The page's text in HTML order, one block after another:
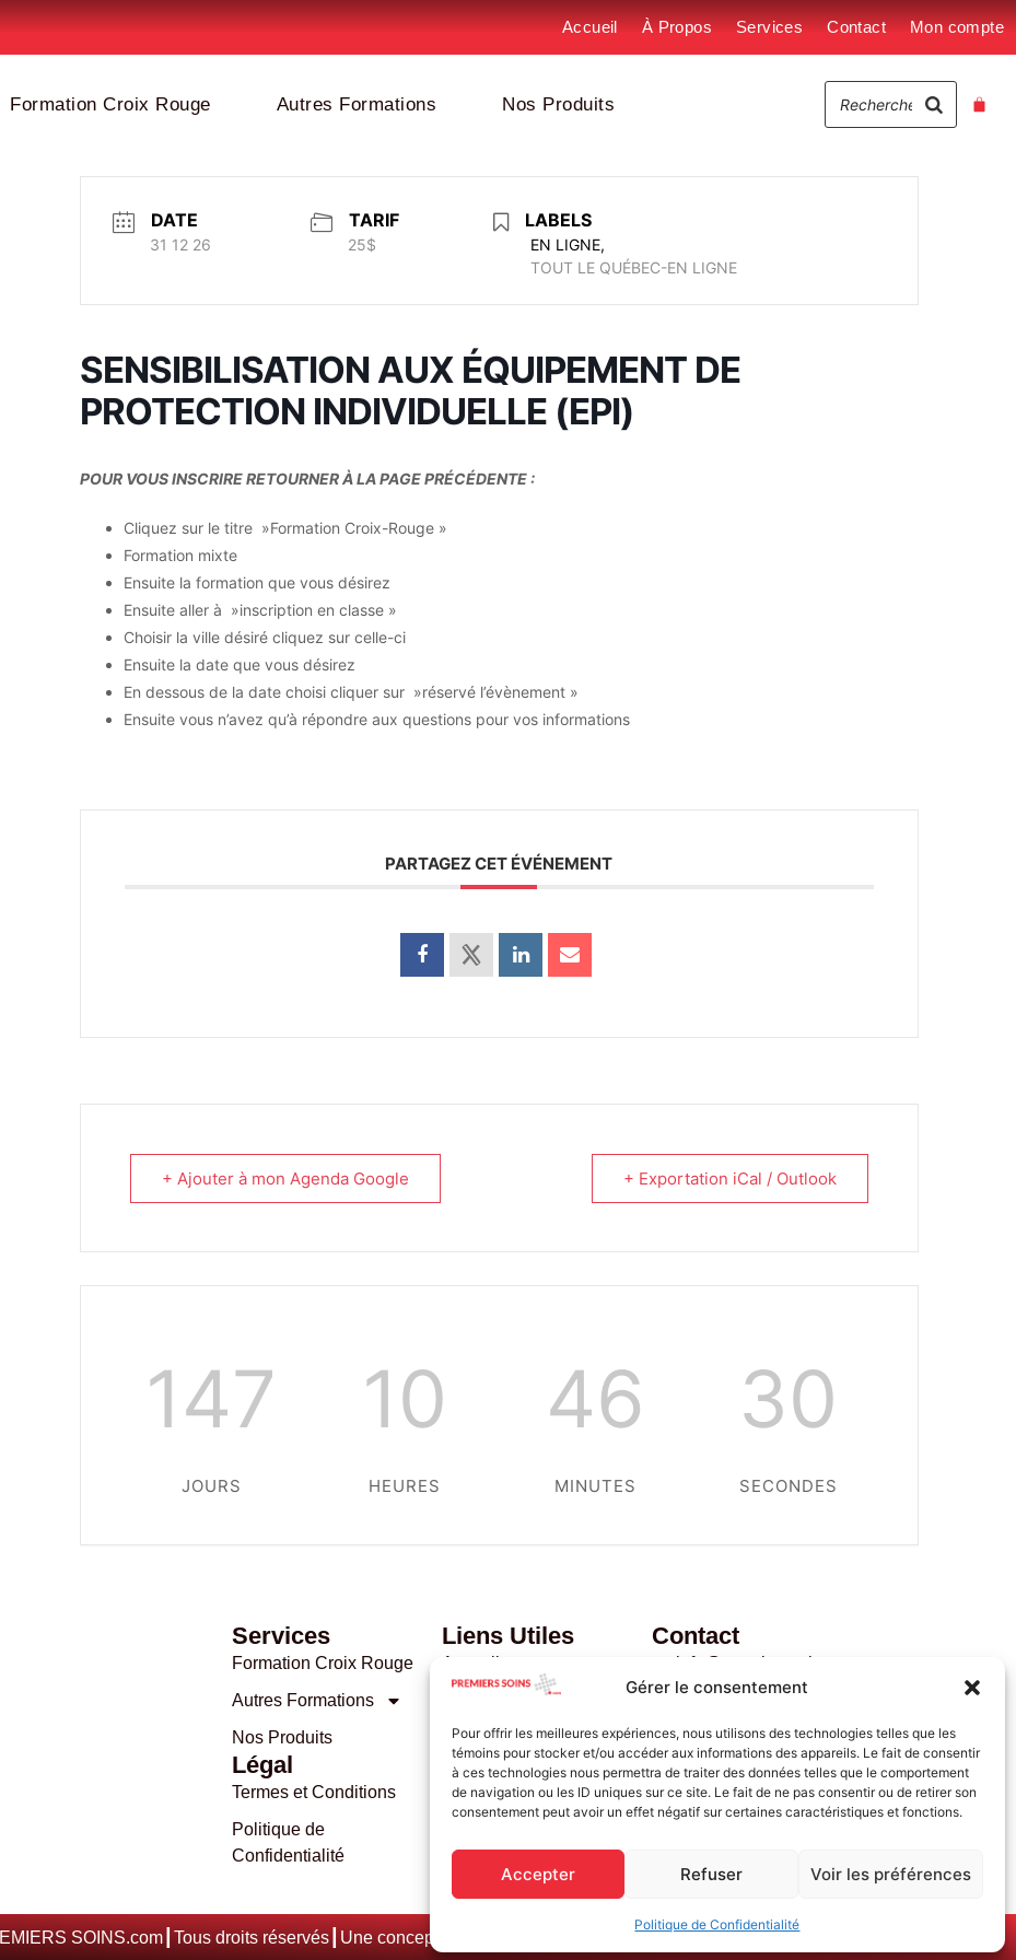
Gérer le consentement
Pour offrir les meilleures expériences, nous utilisons des technologies telles que les
témoins pour stocker et/ou accéder aux informations des appareils. Le fait de consentir
à ces technologies nous permettra de traiter des données telles que le comportement
de navigation ou les ID uniques sur ce site. Le fait de ne pas consentir ou de retirer son
consentement peut avoir un effet négatif sur certaines caractéristiques et fonctions.
Accepter Refuser Voir les préférences
Politique de Confidentialité
Accueil À Propos Services Contact Mon compte
Formation Croix Rouge Autres Formations Nos Produits
DATE
31 12 26
TARIF
25$
LABELS
EN LIGNE,
TOUT LE QUÉBEC-EN LIGNE
SENSIBILISATION AUX ÉQUIPEMENT DE
PROTECTION INDIVIDUELLE (EPI)
POUR VOUS INSCRIRE RETOURNER À LA PAGE PRÉCÉDENTE :
Cliquez sur le titre »Formation Croix-Rouge »
Formation mixte
Ensuite la formation que vous désirez
Ensuite aller à »inscription en classe »
Choisir la ville désiré cliquez sur celle-ci
Ensuite la date que vous désirez
En dessous de la date choisi cliquer sur »réservé l’évènement »
Ensuite vous n’avez qu’à répondre aux questions pour vos informations
PARTAGEZ CET ÉVÉNEMENT
+ Ajouter à mon Agenda Google + Exportation iCal / Outlook
147
JOURS
10
HEURES
46
MINUTES
30
SECONDES
Services
Formation Croix Rouge
Autres Formations
Nos Produits
Légal
Termes et Conditions
Politique de
Confidentialité
Liens Utiles
Accueil
Services
Contact
Mon compte
Contact
info@premierssoins.com
+1.877.767.1277
190 Chemin du Bas-de-Sainte-
Thérèse Local 100 Blainville
QC J7B 1A7
SOINS.com┃Tous droits réservés┃Une conception de Les Communicateurs